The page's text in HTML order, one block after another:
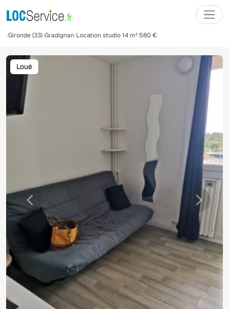
Gironde (33) Gradignan Location studio 14 m² 580 €
Précédente
Loué